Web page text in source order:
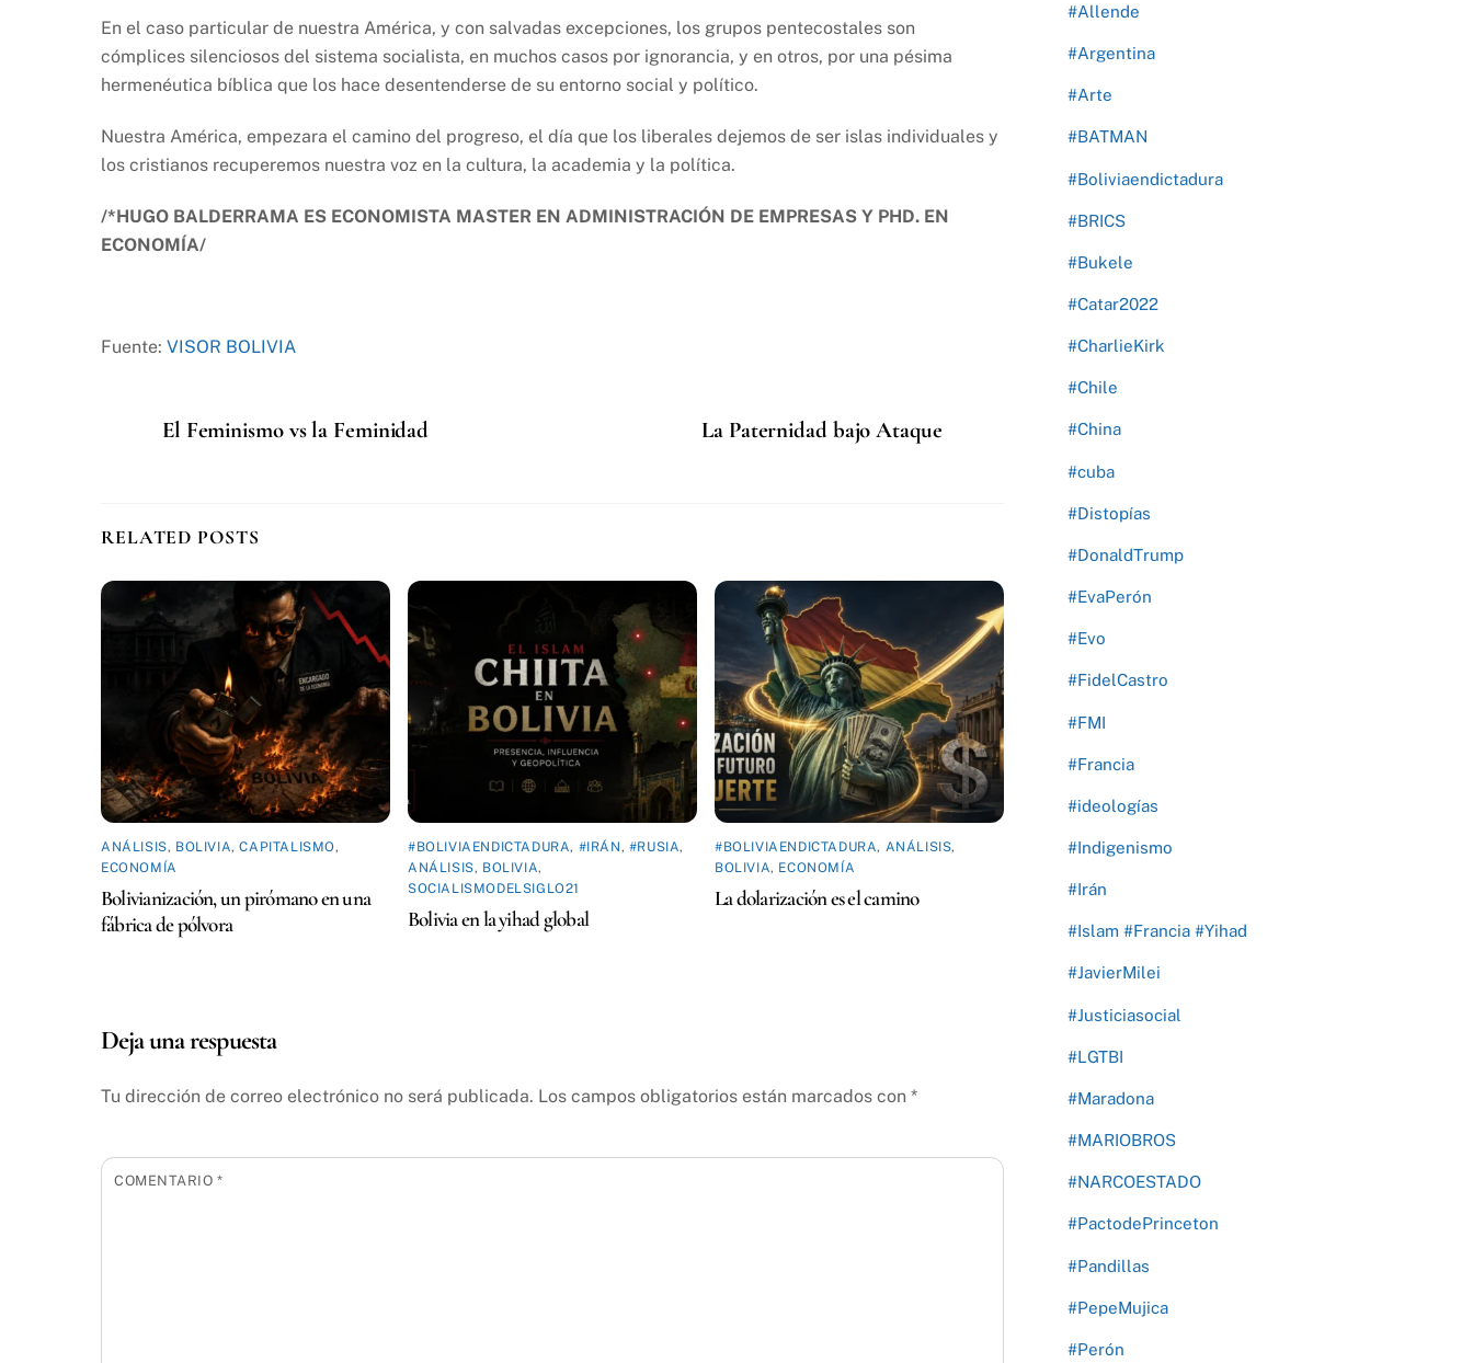
En el caso particular de nuestra América, y con salvadas excepciones, los grupos pentecostales son
cómplices silenciosos del sistema socialista, en muchos casos por ignorancia, y en otros, por una pésima
hermenéutica bíblica que los hace desentenderse de su entorno social y político.
Nuestra América, empezara el camino del progreso, el día que los liberales dejemos de ser islas individuales y
los cristianos recuperemos nuestra voz en la cultura, la academia y la política.
/*HUGO BALDERRAMA ES ECONOMISTA MASTER EN ADMINISTRACIÓN DE EMPRESAS Y PHD. EN
ECONOMÍA/
Fuente: VISOR BOLIVIA
El Feminismo vs la Feminidad La Paternidad bajo Ataque
RELATED POSTS
ANÁLISIS, BOLIVIA,CAPITALISMO,
ECONOMÍA
Bolivianización, un pirómano en una
fábrica de pólvora
#BOLIVIAENDICTADURA, #IRÁN , #RUSIA,
ANÁLISIS, BOLIVIA,
SOCIALISMODELSIGLO21
Bolivia en la yihad global
#BOLIVIAENDICTADURA, ANÁLISIS,
BOLIVIA, ECONOMÍA
La dolarización es el camino
Deja una respuesta
Tu dirección de correo electrónico no será publicada. Los campos obligatorios están marcados con *
COMENTARIO *
#Allende
#Argentina
#Arte
#BATMAN
#Boliviaendictadura
#BRICS
#Bukele
#Catar2022
#CharlieKirk
#Chile
#China
#cuba
#Distopías
#DonaldTrump
#EvaPerón
#Evo
#FidelCastro
#FMI
#Francia
#ideologías
#Indigenismo
#Irán
#Islam #Francia #Yihad
#JavierMilei
#Justiciasocial
#LGTBI
#Maradona
#MARIOBROS
#NARCOESTADO
#PactodePrinceton
#Pandillas
#PepeMujica
#Perón